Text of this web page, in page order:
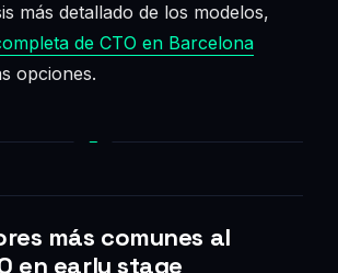
más detallado de los modelos,
de CTO en Barcelona
opciones.
más comunes al
en early stage